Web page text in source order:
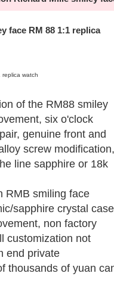
face RM 88 1:1 replica
replica watch
of the RM88 smiley
six o'clock
genuine front and
screw
line sapphire or 18k
RMB smiling face
sapphire crystal case
non factory
customization not
end private
thousands of yuan